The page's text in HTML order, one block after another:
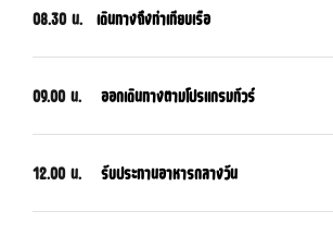
08.30 น. เดินทางถึงท่าเทียบเรือ
09.00 น. ออกเดินทางตามโปรแกรมทัวร์
12.00 น. รับประทานอาหารกลางวัน